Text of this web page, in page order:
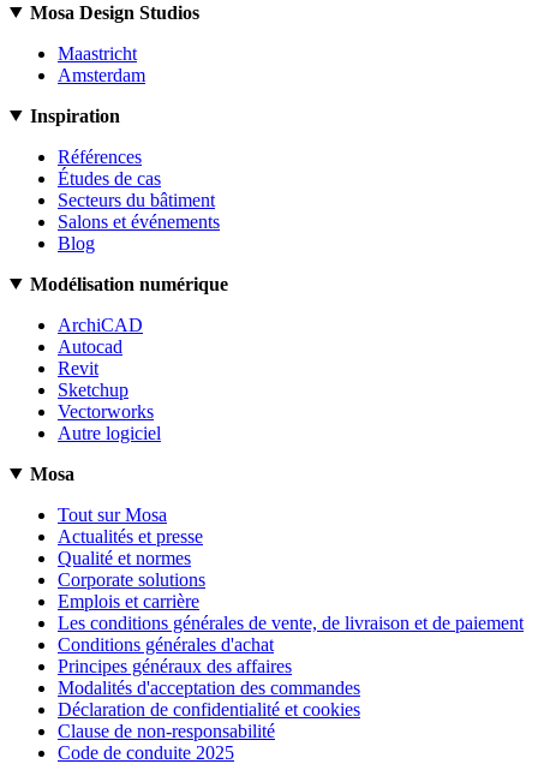
Mosa Design Studios
Maastricht
Amsterdam
Inspiration
Références
Études de cas
Secteurs du bâtiment
Salons et événements
Blog
Modélisation numérique
ArchiCAD
Autocad
Revit
Sketchup
Vectorworks
Autre logiciel
Mosa
Tout sur Mosa
Actualités et presse
Qualité et normes
Corporate solutions
Emplois et carrière
Les conditions générales de vente, de livraison et de paiement
Conditions générales d'achat
Principes généraux des affaires
Modalités d'acceptation des commandes
Déclaration de confidentialité et cookies
Clause de non-responsabilité
Code de conduite 2025